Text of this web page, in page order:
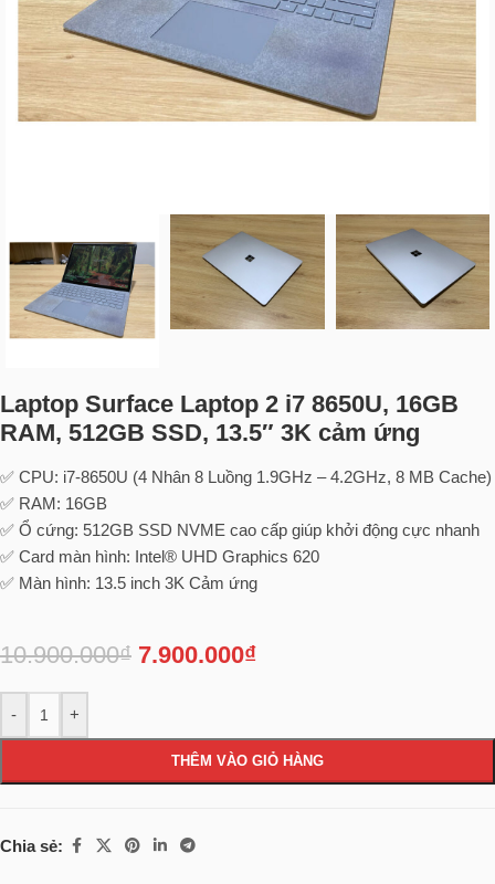
Laptop Surface Laptop 2 i7 8650U, 16GB
RAM, 512GB SSD, 13.5″ 3K cảm ứng
✅ CPU: i7-8650U (4 Nhân 8 Luồng 1.9GHz – 4.2GHz, 8 MB Cache)
✅ RAM: 16GB
✅ Ổ cứng: 512GB SSD NVME cao cấp giúp khởi động cực nhanh
✅ Card màn hình: Intel® UHD Graphics 620
✅ Màn hình: 13.5 inch 3K Cảm ứng
10.900.000₫ 7.900.000₫
- +
THÊM VÀO GIỎ HÀNG
Chia sẻ: